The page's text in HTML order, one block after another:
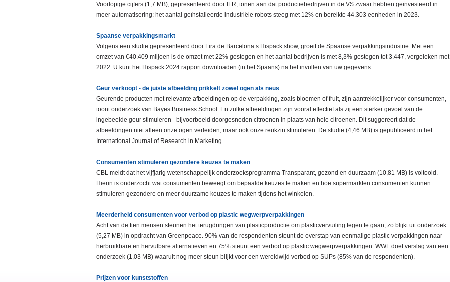
Voorlopige cijfers (1,7 MB), gepresenteerd door IFR, tonen aan dat productiebedrijven in de VS zwaar hebben geïnvesteerd in
meer automatisering: het aantal geïnstalleerde industriële robots steeg met 12% en bereikte 44.303 eenheden in 2023.
Spaanse verpakkingsmarkt
Volgens een studie gepresenteerd door Fira de Barcelona’s Hispack show, groeit de Spaanse verpakkingsindustrie. Met een
omzet van €40.409 miljoen is de omzet met 22% gestegen en het aantal bedrijven is met 8,3% gestegen tot 3.447, vergeleken met
2022. U kunt het Hispack 2024 rapport downloaden (in het Spaans) na het invullen van uw gegevens.
Geur verkoopt - de juiste afbeelding prikkelt zowel ogen als neus
Geurende producten met relevante afbeeldingen op de verpakking, zoals bloemen of fruit, zijn aantrekkelijker voor consumenten,
toont onderzoek van Bayes Business School. En zulke afbeeldingen zijn vooral effectief als zij een sterker gevoel van de
ingebeelde geur stimuleren - bijvoorbeeld doorgesneden citroenen in plaats van hele citroenen. Dit suggereert dat de
afbeeldingen niet alleen onze ogen verleiden, maar ook onze reukzin stimuleren. De studie (4,46 MB) is gepubliceerd in het
International Journal of Research in Marketing.
Consumenten stimuleren gezondere keuzes te maken
CBL meldt dat het vijfjarig wetenschappelijk onderzoeksprogramma Transparant, gezond en duurzaam (10,81 MB) is voltooid.
Hierin is onderzocht wat consumenten beweegt om bepaalde keuzes te maken en hoe supermarkten consumenten kunnen
stimuleren gezondere en meer duurzame keuzes te maken tijdens het winkelen.
Meerderheid consumenten voor verbod op plastic wegwerpverpakkingen
Acht van de tien mensen steunen het terugdringen van plasticproductie om plasticvervuiling tegen te gaan, zo blijkt uit onderzoek
(5,27 MB) in opdracht van Greenpeace. 90% van de respondenten steunt de overstap van eenmalige plastic verpakkingen naar
herbruikbare en hervulbare alternatieven en 75% steunt een verbod op plastic wegwerpverpakkingen. WWF doet verslag van een
onderzoek (1,03 MB) waaruit nog meer steun blijkt voor een wereldwijd verbod op SUPs (85% van de respondenten).
Prijzen voor kunststoffen